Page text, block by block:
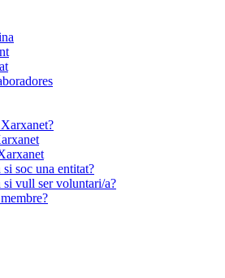
soc una entitat?
si vull ser voluntari/a?